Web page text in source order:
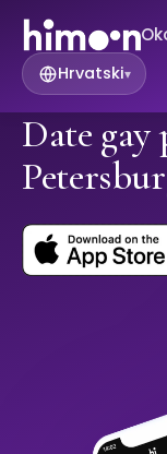
Hrvatski▾
Date gay